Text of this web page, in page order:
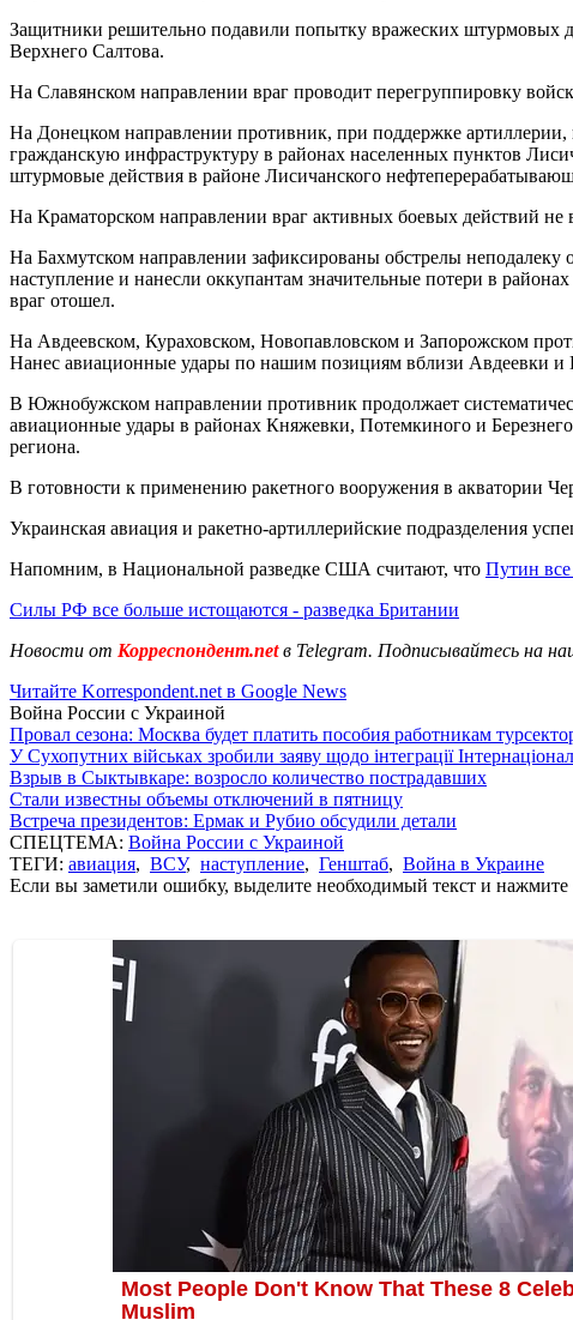
Защитники решительно подавили попытку вражеских штурмовых
Верхнего Салтова.
На Славянском направлении враг проводит перегруппировку
На Донецком направлении противник, при поддержке артиллерии,
гражданскую инфраструктуру в районах населенных пунктов
штурмовые действия в районе Лисичанского
На Краматорском направлении враг активных боевых действий
На Бахмутском направлении зафиксированы обстрелы
наступление и нанесли оккупантам значительные потери в
враг отошел.
На Авдеевском, Кураховском, Новопавловском и Запорожском
Нанес авиационные удары по нашим позициям вблизи Авдеевки и
В Южнобужском направлении противник продолжает
авиационные удары в районах Княжевки, Потемкиного и
региона.
В готовности к применению ракетного вооружения в акватории
Украинская авиация и ракетно-артиллерийские подразделения
Напомним, в Национальной разведке США считают, что Путин
Силы РФ все больше истощаются - разведка Британии
Новости от Корреспондент.netв Telegram. Подписывайтесь на
Читайте Korrespondent.net в Google News
Война России с Украиной
Провал сезона: Москва будет платить пособия работникам
У Сухопутних військах зробили заяву щодо інтеграції
Взрыв в Сыктывкаре: возросло количество пострадавших
Стали известны объемы отключений в пятницу
Встреча президентов: Ермак и Рубио обсудили детали
СПЕЦТЕМА: Война России с Украиной
ТЕГИ: авиация, ВСУ, наступление, Генштаб, Война в Украине
Если вы заметили ошибку, выделите необходимый текст и